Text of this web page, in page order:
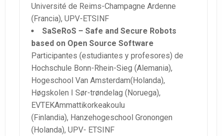
Université de Reims-Champagne Ardenne
(Francia), UPV-ETSINF
SaSeRoS – Safe and Secure Robots
based on Open Source Software
Participantes (estudiantes y profesores) de
Hochschule Bonn-Rhein-Sieg (Alemania),
Hogeschool Van Amsterdam(Holanda),
Høgskolen I Sør-trøndelag (Noruega),
EVTEKAmmattikorkeakoulu
(Finlandia), Hanzehogeschool Gronongen
(Holanda), UPV- ETSINF